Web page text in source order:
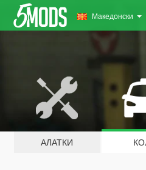
Македонски
АЛАТКИ